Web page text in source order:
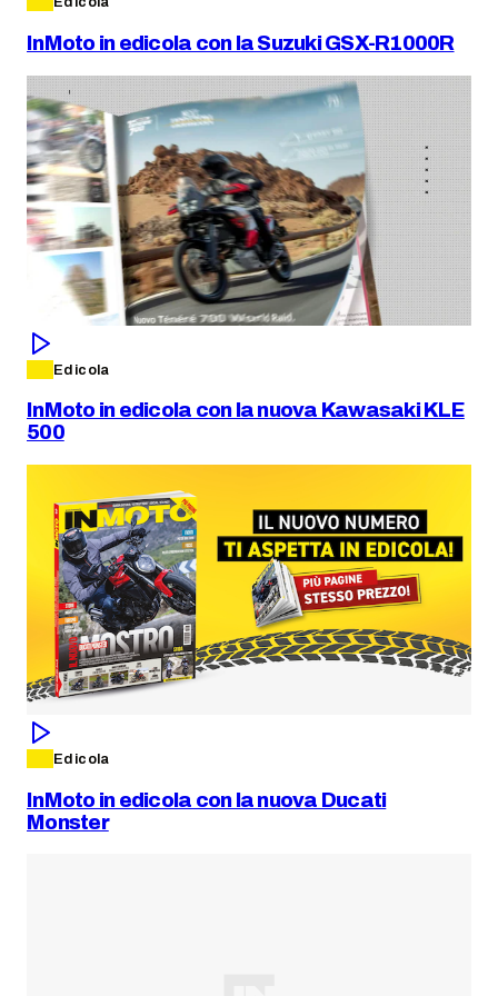
InMoto in edicola con la Suzuki GSX-R1000R
Edicola
InMoto in edicola con la nuova Kawasaki KLE
500
Edicola
InMoto in edicola con la nuova Ducati
Monster